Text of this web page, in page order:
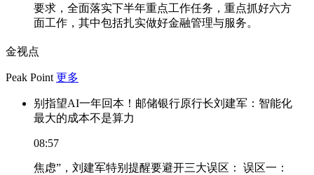
要求，全面落实下半年重点工作任务，重点抓好六方
面工作，其中包括扎实做好金融管理与服务。
金视点
Peak Point 更多
别指望AI一年回本！邮储银行原行长刘建军：智能化
最大的成本不是算力
08:57
焦虑”，刘建军特别提醒要避开三大误区： 误区一：